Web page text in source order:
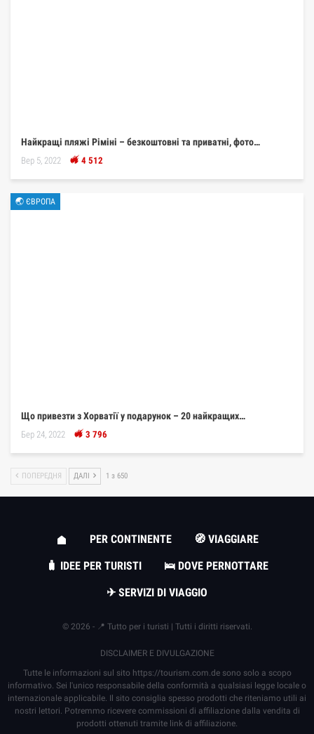
Найкращі пляжі Ріміні – безкоштовні та приватні, фото…
Вер 5, 2022 4 512
🌏 ЄВРОПА
Що привезти з Хорватії у подарунок – 20 найкращих…
Бер 24, 2022 3 796
ПОПЕРЕДНЯ ДАЛІ 1 з 650
PER CONTINENTE
🧭 VIAGGIARE
🧳 IDEE PER TURISTI
🛌 DOVE PERNOTTARE
✈ SERVIZI DI VIAGGIO
© 2026 - 📍 Tutto per i turisti | Tutti i diritti riservati.
DISCLAIMER E DIVULGAZIONE
Tutte le informazioni sul sito https://tourism.com.desono solo a scopo
informativo. Sei l'unico responsabile della conformità a qualsiasi legge locale o
internazionale applicabile. Il sito consiglia spesso prodotti che riteniamo utili ai
nostri lettori. Potremmo ricevere commissioni di affiliazione dalla vendita di
prodotti ottenuti tramite link di affiliazione.